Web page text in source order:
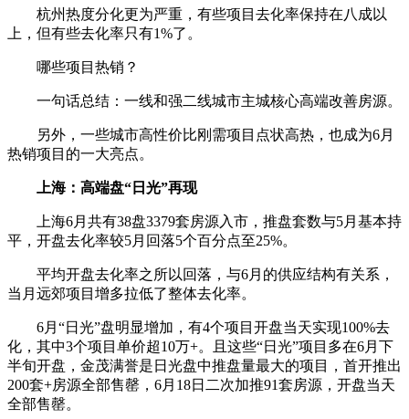
杭州热度分化更为严重，有些项目去化率保持在八成以
上，但有些去化率只有1%了。
哪些项目热销？
一句话总结：一线和强二线城市主城核心高端改善房源。
另外，一些城市高性价比刚需项目点状高热，也成为6月
热销项目的一大亮点。
上海：高端盘“日光”再现
上海6月共有38盘3379套房源入市，推盘套数与5月基本持
平，开盘去化率较5月回落5个百分点至25%。
平均开盘去化率之所以回落，与6月的供应结构有关系，
当月远郊项目增多拉低了整体去化率。
6月“日光”盘明显增加，有4个项目开盘当天实现100%去
化，其中3个项目单价超10万+。且这些“日光”项目多在6月下
半旬开盘，金茂满誉是日光盘中推盘量最大的项目，首开推出
200套+房源全部售罄，6月18日二次加推91套房源，开盘当天
全部售罄。